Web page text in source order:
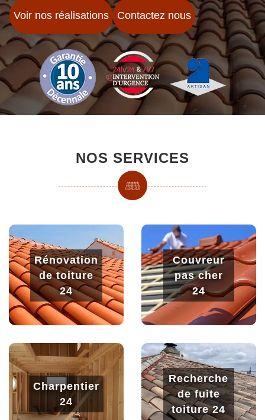
Voir nos réalisations Contactez nous
NOS SERVICES
Rénovation
de toiture
24
Couvreur
pas cher
24
Charpentier
24
Recherche
de fuite
toiture 24